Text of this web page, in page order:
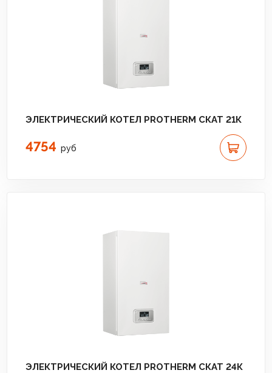
ЭЛЕКТРИЧЕСКИЙ КОТЕЛ PROTHERM СКАТ 21К
4754 руб
ЭЛЕКТРИЧЕСКИЙ КОТЕЛ PROTHERM СКАТ 24К